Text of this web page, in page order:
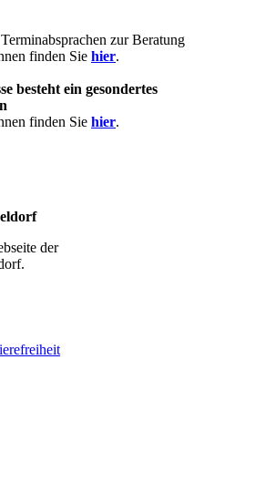
zur Beratung
finden Sie hier.
besteht ein gesondertes
finden Sie hier.
der